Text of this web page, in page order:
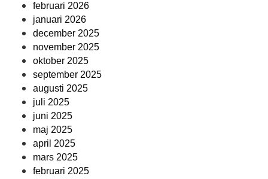
februari 2026
januari 2026
december 2025
november 2025
oktober 2025
september 2025
augusti 2025
juli 2025
juni 2025
maj 2025
april 2025
mars 2025
februari 2025